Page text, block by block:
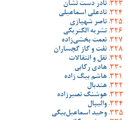
نادر دست نشان
نادعلی اسماعیلی
ناصر شهبازی
نشریه الکتریکی
نعمت بخشی‌زاده
نفت و گاز گچساران
نقل و انتقالات
هادی رکابی
هاشم بیگ زاده
هندبال
هوشنگ نصیرزاده
والیبال
وحید اسماعیل‌بیگی